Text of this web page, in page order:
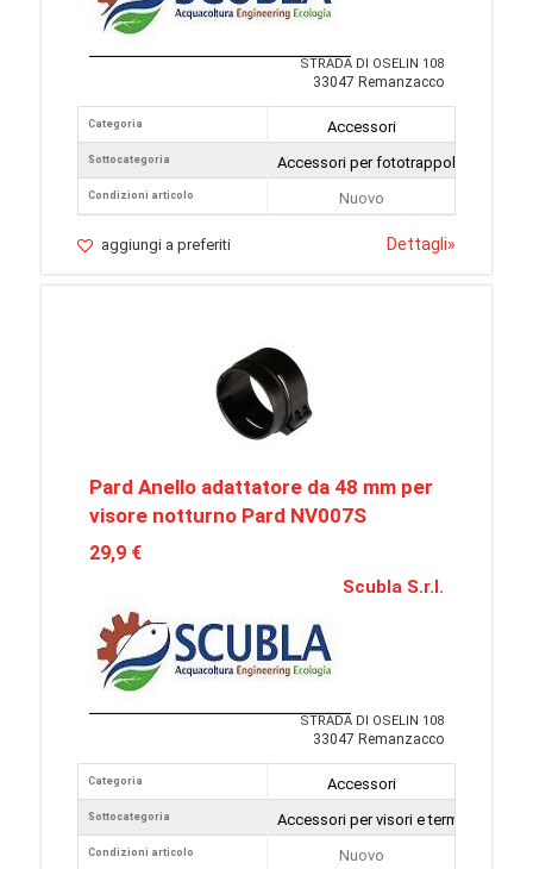
STRADA DI OSELIN 108
33047 Remanzacco
Categoria
Sottocategoria
Condizioni articolo
Accessori
Accessori per fototrappole
Nuovo
aggiungi a preferiti Dettagli»
Pard Anello adattatore da 48 mm per
visore notturno Pard NV007S
29,9 €
Scubla S.r.l.
STRADA DI OSELIN 108
33047 Remanzacco
Categoria
Sottocategoria
Condizioni articolo
Accessori
Accessori per visori e termocamere
Nuovo